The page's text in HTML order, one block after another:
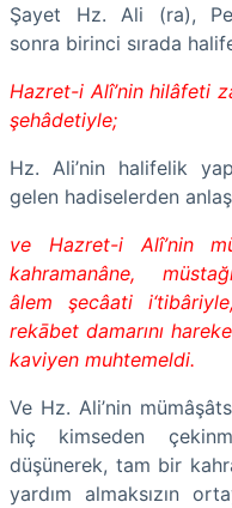
Şayet Hz. Ali (ra),
sonra birinci sırada
Hazret-i Alî’nin hilâfeti
şehâdetiyle;
Hz. Ali’nin halifelik
gelen hadiselerden
ve Hazret-i Alî’nin
kahramanâne,
âlem şecâati
rekābet damarını
kaviyen muhtemeldi.
Ve Hz. Ali’nin
hiç kimseden
düşünerek, tam bir
yardım almaksızın